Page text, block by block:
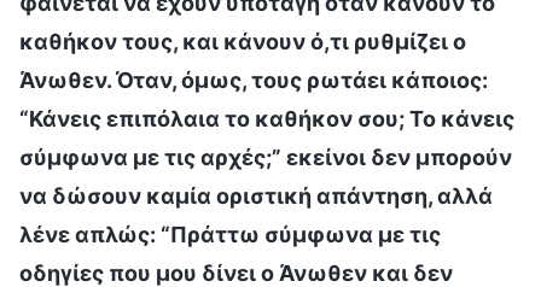
καθήκον τους, και κάνουν ό,τι ρυθμίζει ο
Άνωθεν. Όταν, όμως, τους ρωτάει κάποιος:
“Κάνεις επιπόλαια το καθήκον σου; Το κάνεις
σύμφωνα με τις αρχές;” εκείνοι δεν μπορούν
να δώσουν καμία οριστική απάντηση, αλλά
λένε απλώς: “Πράττω σύμφωνα με τις
οδηγίες που μου δίνει ο Άνωθεν και δεν